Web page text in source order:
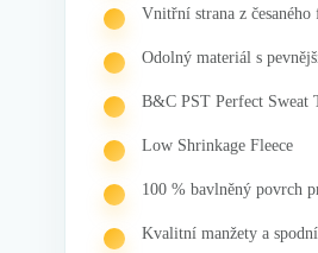
Vnitřní strana z česaného
Odolný materiál s
B&C PST Perfect Sweat
Low Shrinkage Fleece
100 % bavlněný povrch
Kvalitní manžety a